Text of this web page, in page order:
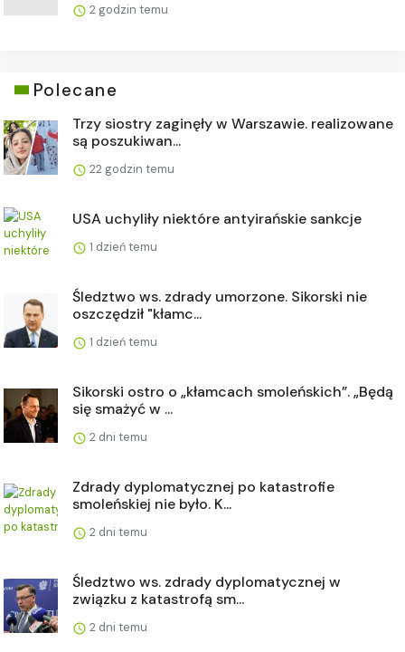
2 godzin temu
Polecane
Trzy siostry zaginęły w Warszawie. realizowane
są poszukiwan...
22 godzin temu
USA uchyliły niektóre antyirańskie sankcje
1 dzień temu
Śledztwo ws. zdrady umorzone. Sikorski nie
oszczędził "kłamc...
1 dzień temu
Sikorski ostro o „kłamcach smoleńskich”. „Będą
się smażyć w ...
2 dni temu
Zdrady dyplomatycznej po katastrofie
smoleńskiej nie było. K...
2 dni temu
Śledztwo ws. zdrady dyplomatycznej w
związku z katastrofą sm...
2 dni temu